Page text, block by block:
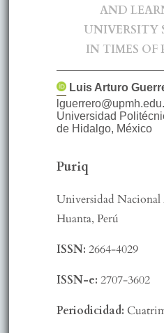
AND
UNIVERSITY
IN TIMES OF
Luis Arturo
Universidad
de Hidalgo, México
Puriq
Universidad
Huanta, Perú
ISSN: 2664-4029
ISSN-e: 2707-3602
Periodicidad: